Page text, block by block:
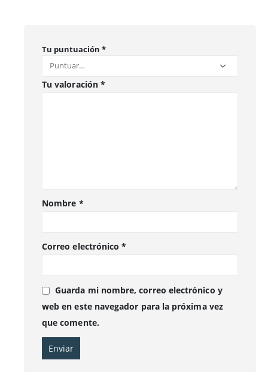
Tu puntuación *
Tu valoración *
Nombre *
Correo electrónico*
Guarda mi nombre, correo electrónico y
web en este navegador para la próxima vez
que comente.